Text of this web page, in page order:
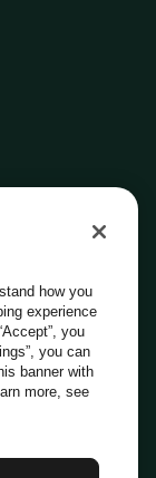
how you
experience
you
you can
banner with
more, see